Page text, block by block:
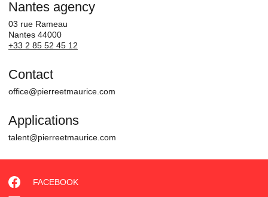
Nantes agency
03 rue Rameau
Nantes 44000
+33 2 85 52 45 12
Contact
office@pierreetmaurice.com
Applications
talent@pierreetmaurice.com
FACEBOOK